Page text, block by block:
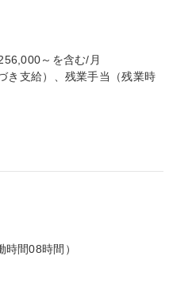
～を含む/月
き支給）、残業手当（残業時
間08時間）